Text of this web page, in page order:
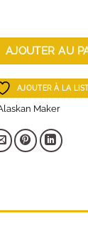
AJOUTER AU
AJOUTER À LA
Maker